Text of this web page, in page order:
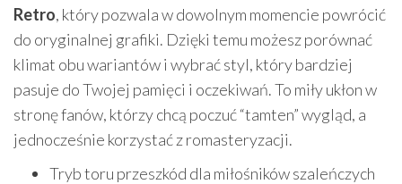
Retro, który pozwala w dowolnym momencie powrócić
do oryginalnej grafiki. Dzięki temu możesz porównać
klimat obu wariantów i wybrać styl, który bardziej
pasuje do Twojej pamięci i oczekiwań. To miły ukłon w
stronę fanów, którzy chcą poczuć “tamten” wygląd, a
jednocześnie korzystać z romasteryzacji.
Tryb toru przeszkód dla miłośników szaleńczych